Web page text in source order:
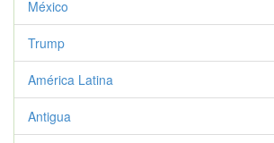
México
Trump
América Latina
Antigua